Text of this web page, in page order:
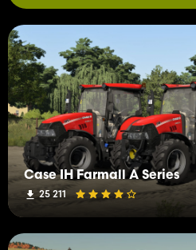
Case IH Farmall A Series
25 211